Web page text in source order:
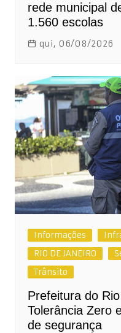
rede municipal
1.560 escolas
qui, 06/08/2026
Informações
RIO DE JANEIRO
Trânsito
Prefeitura do
Tolerância Zero
de segurança